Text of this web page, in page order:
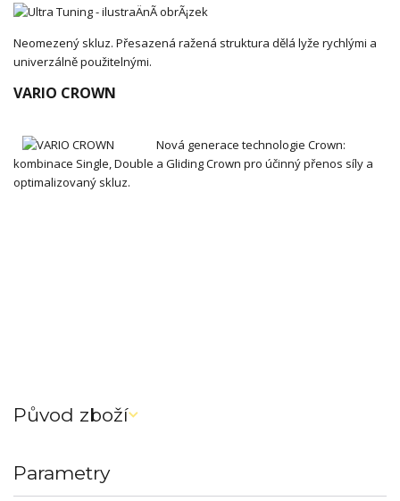
Neomezený skluz. Přesazená ražená struktura dělá lyže rychlými a
univerzálně použitelnými.
VARIO CROWN
Nová generace technologie Crown:
kombinace Single, Double a Gliding Crown pro účinný přenos síly a
optimalizovaný skluz.
Původ zboží
Parametry